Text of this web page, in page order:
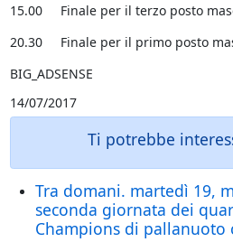
15.00 Finale per il terzo posto
20.30 Finale per il primo posto
BIG_ADSENSE
14/07/2017
Ti potrebbe
Tra domani. martedì 19,
seconda giornata dei
Champions di pallanuoto